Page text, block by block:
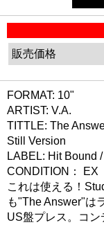
販売価格
FORMAT: 10"
ARTIST: V.A.
TITTLE: The
Still Version
LABEL: Hit Bound
CONDITION： EX
これは使える！
も"The Answer"は
US盤プレス。コン